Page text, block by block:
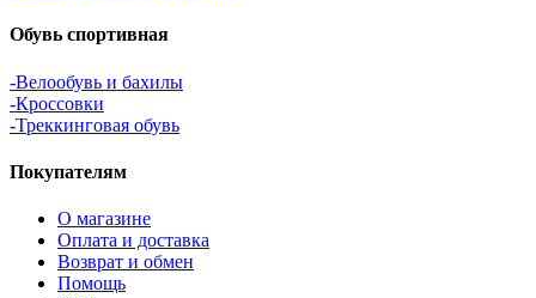
Обувь спортивная
-Велообувь и бахилы
-Кроссовки
-Треккинговая обувь
Покупателям
О магазине
Оплата и доставка
Возврат и обмен
Помощь